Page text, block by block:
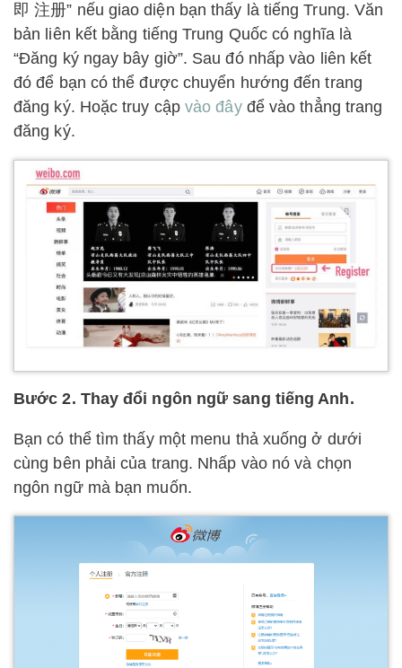
即 注册” nếu giao diện bạn thấy là tiếng Trung. Văn
bản liên kết bằng tiếng Trung Quốc có nghĩa là
“Đăng ký ngay bây giờ”. Sau đó nhấp vào liên kết
đó để bạn có thể được chuyển hướng đến trang
đăng ký. Hoặc truy cậpvào đâyđể vào thẳng trang
đăng ký.
Bước 2. Thay đổi ngôn ngữ sang tiếng Anh.
Bạn có thể tìm thấy một menu thả xuống ở dưới
cùng bên phải của trang. Nhấp vào nó và chọn
ngôn ngữ mà bạn muốn.